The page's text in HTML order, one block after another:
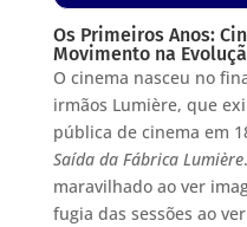
Os Primeiros Anos:
Movimento na
O cinema nasceu no
irmãos Lumière, que
pública de cinema em
Saída da Fábrica Lumière
maravilhado ao ver
fugia das sessões ao